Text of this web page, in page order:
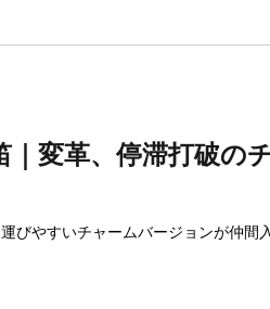
｜変革、停滞打破の
びやすいチャームバージョンが仲間